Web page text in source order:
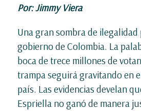
Por: Jimmy Viera
Una gran sombra de
gobierno de Colombia. La
boca de trece millones de
trampa seguirá gravitando en
país. Las evidencias develan
Espriella no ganó de manera